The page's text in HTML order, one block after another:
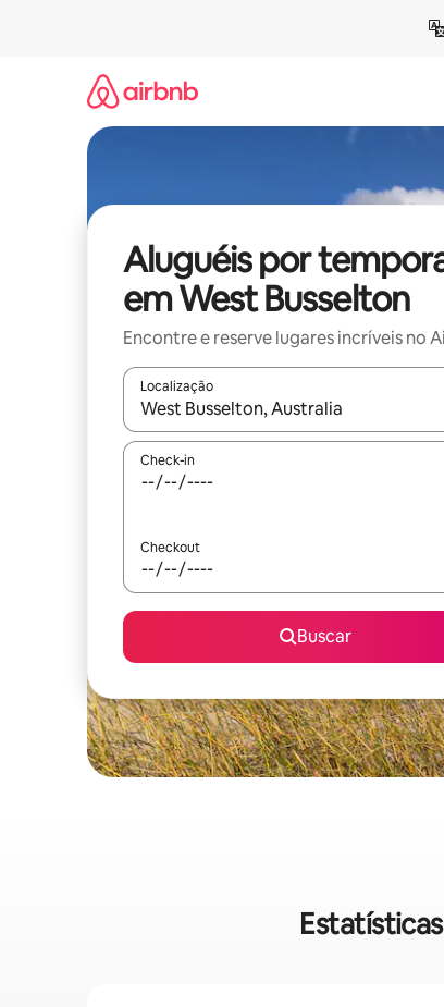
Aluguéis por
em West Busselton
Encontre e reserve lugares incríveis no
Localização
Quando os resultados estiverem
Check-in
Checkout
Buscar